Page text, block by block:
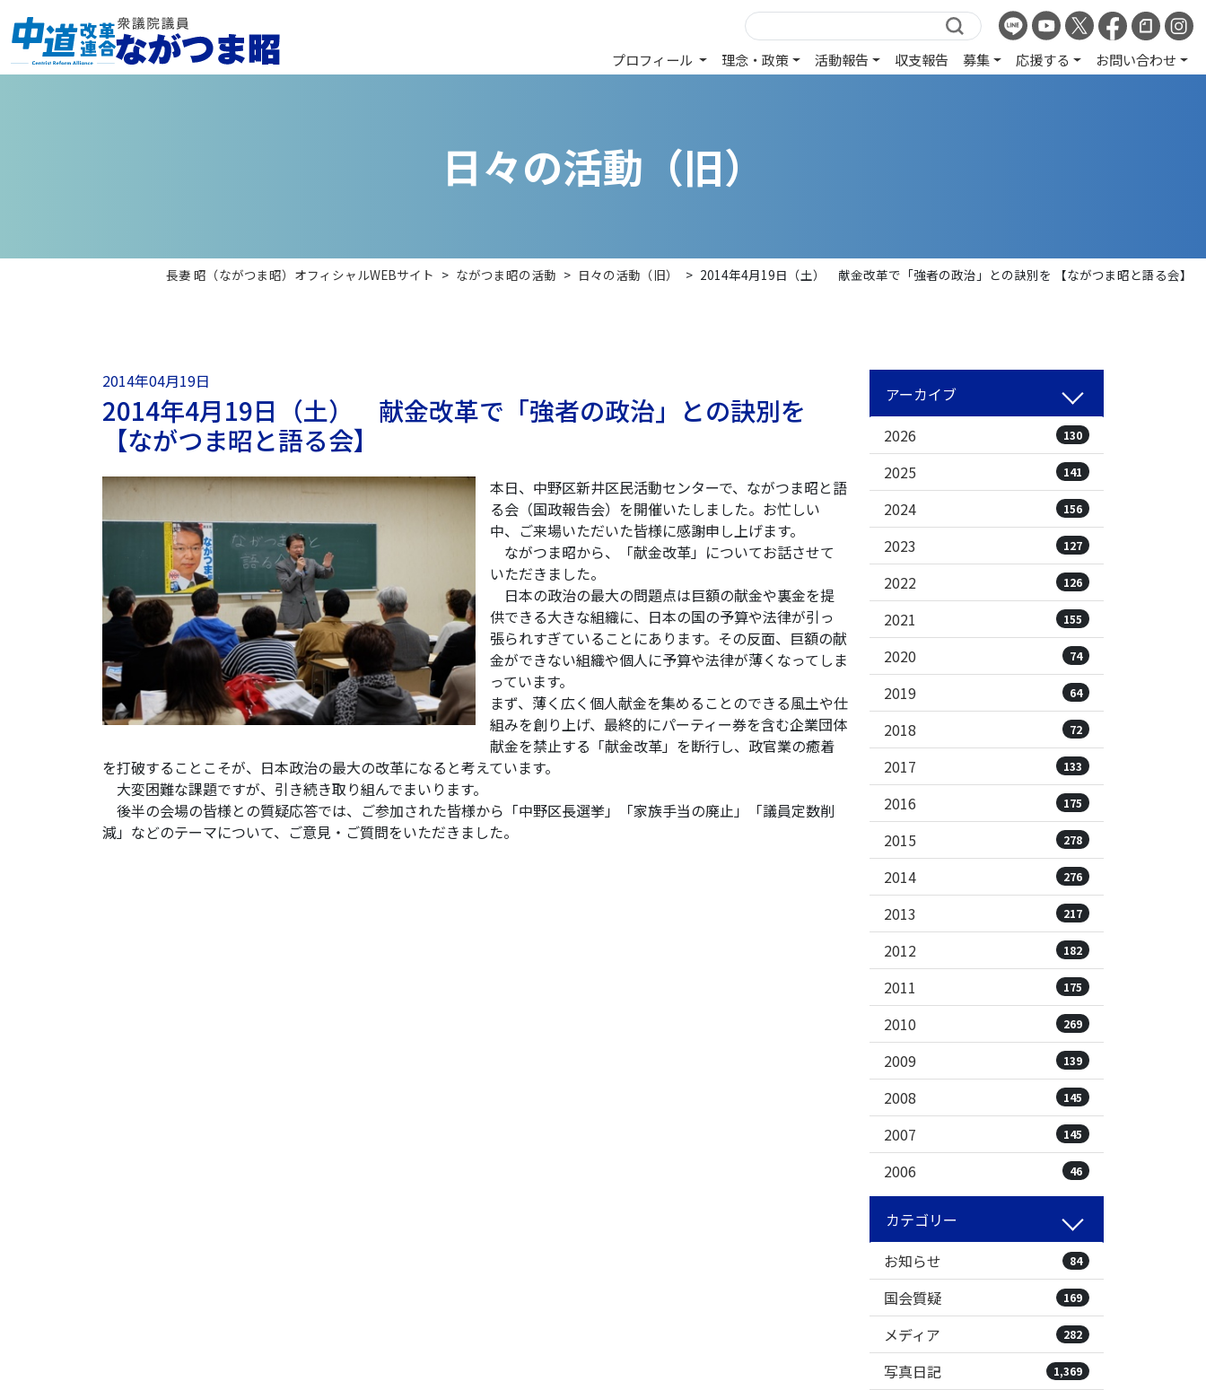
プロフィール 理念・政策 活動報告 収支報告 募集 応援する お問い合わせ
日々の活動 （旧）
長妻 昭（ながつま昭）オフィシャルWEBサイト > ながつま昭の活動 > 日々の活動（旧） > 2014年4月19日（土） 献金改革で「強者の政治」との訣別を 【ながつま昭と語る会】
2014年04月19日
2014年4月19日（土） 献金改革で「強者の政治」との訣別を
【ながつま昭と語る会】
本日、中野区新井区民活動センターで、ながつま昭と語
る会（国政報告会）を開催いたしました。お忙しい
中、ご来場いただいた皆様に感謝申し上げます。
ながつま昭から、「献金改革」についてお話させて
いただきました。
日本の政治の最大の問題点は巨額の献金や裏金を提
供できる大きな組織に、日本の国の予算や法律が引っ
張られすぎていることにあります。その反面、巨額の献
金ができない組織や個人に予算や法律が薄くなってしま
っています。
まず、薄く広く個人献金を集めることのできる風土や仕
組みを創り上げ、最終的にパーティー券を含む企業団体
献金を禁止する「献金改革」を断行し、政官業の癒着
を打破することこそが、日本政治の最大の改革になると考えています。
大変困難な課題ですが、引き続き取り組んでまいります。
後半の会場の皆様との質疑応答では、ご参加された皆様から「中野区長選挙」「家族手当の廃止」「議員定数削
減」などのテーマについて、ご意見・ご質問をいただきました。
アーカイブ
2026
130
2025 141
2024 156
2023 127
2022 126
2021 155
2020 74
2019 64
2018 72
2017 133
2016 175
2015 278
2014 276
2013 217
2012 182
2011 175
2010 269
2009 139
2008 145
2007 145
2006 46
カテゴリー
お知らせ
84
国会質疑 169
メディア 282
写真日記 1,369